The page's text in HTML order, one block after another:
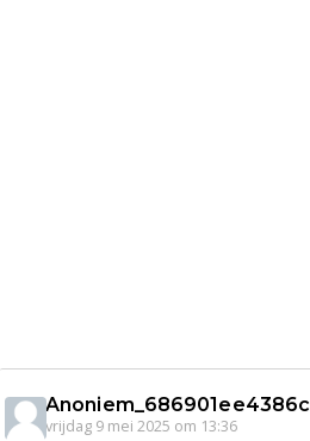
Anoniem_686901ee4386c
vrijdag 9 mei 2025 om 13:36